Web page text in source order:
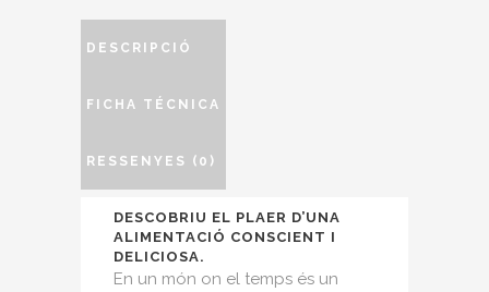
DESCRIPCIÓ
FICHA TÉCNICA
RESSENYES (0)
DESCOBRIU EL PLAER D’UNA
ALIMENTACIÓ CONSCIENT I
DELICIOSA.
En un món on el temps és un